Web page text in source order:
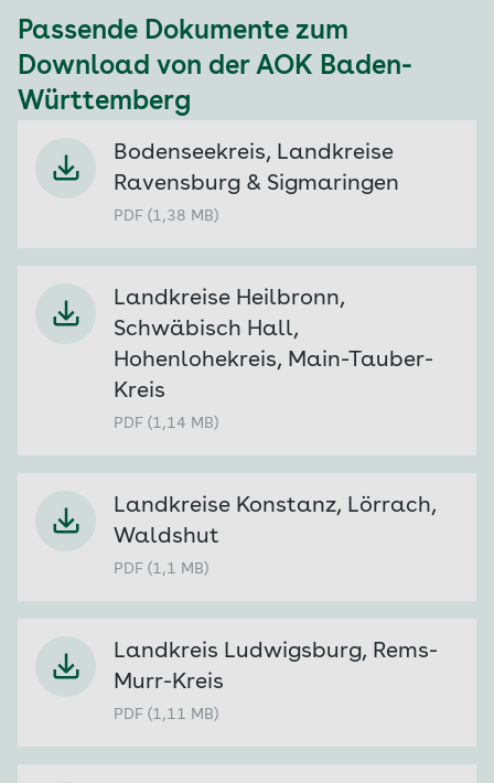
Passende Dokumente zum
Download von der AOK Baden-
Württemberg
Bodenseekreis, Landkreise
Ravensburg & Sigmaringen
PDF (1,38 MB)
Landkreise Heilbronn,
Schwäbisch Hall,
Hohenlohekreis, Main-Tauber-
Kreis
PDF (1,14 MB)
Landkreise Konstanz, Lörrach,
Waldshut
PDF (1,1 MB)
Landkreis Ludwigsburg, Rems-
Murr-Kreis
PDF (1,11 MB)